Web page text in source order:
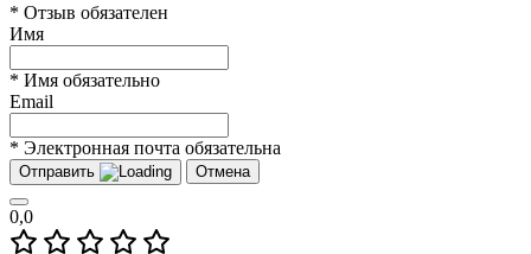
* Отзыв обязателен
Имя
* Имя обязательно
Email
* Электронная почта обязательна
Отправить Отмена
0,0